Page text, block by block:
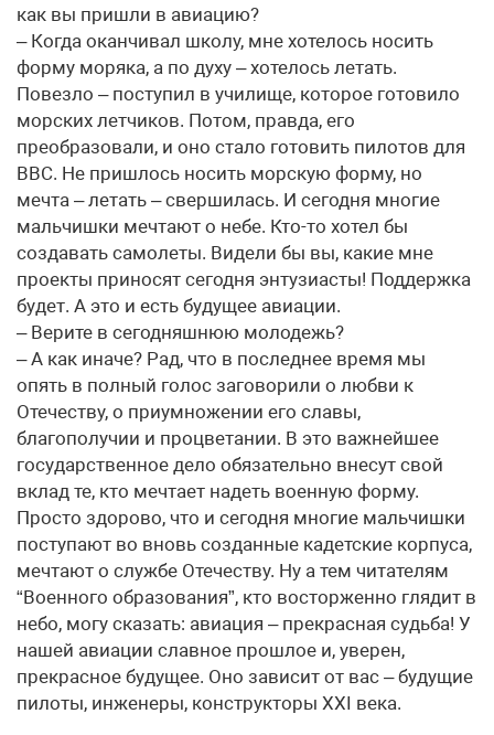
как вы пришли в авиацию?
– Когда оканчивал школу, мне хотелось носить
форму моряка, а по духу – хотелось летать.
Повезло – поступил в училище, которое готовило
морских летчиков. Потом, правда, его
преобразовали, и оно стало готовить пилотов для
ВВС. Не пришлось носить морскую форму, но
мечта – летать – свершилась. И сегодня многие
мальчишки мечтают о небе. Кто-то хотел бы
создавать самолеты. Видели бы вы, какие мне
проекты приносят сегодня энтузиасты! Поддержка
будет. А это и есть будущее авиации.
– Верите в сегодняшнюю молодежь?
– А как иначе? Рад, что в последнее время мы
опять в полный голос заговорили о любви к
Отечеству, о приумножении его славы,
благополучии и процветании. В это важнейшее
государственное дело обязательно внесут свой
вклад те, кто мечтает надеть военную форму.
Просто здорово, что и сегодня многие мальчишки
поступают во вновь созданные кадетские корпуса,
мечтают о службе Отечеству. Ну а тем читателям
“Военного образования”, кто восторженно глядит в
небо, могу сказать: авиация – прекрасная судьба! У
нашей авиации славное прошлое и, уверен,
прекрасное будущее. Оно зависит от вас – будущие
пилоты, инженеры, конструкторы XXI века.